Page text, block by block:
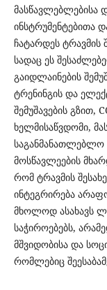
მასწავლებლებისა
ინსტრუმენტებითა
ჩატარდეს ტრავმის
სადაც ეს
გაიდლაინების
ტრენინგის და
შემუშავების გზით,
ხელმისაწვდომი,
მოსწავლეების
რომ ტრავმის
ინტეგრირება
მხოლოდ ასახავს
საჭიროებებს,
მშვიდობისა და
რომლებიც